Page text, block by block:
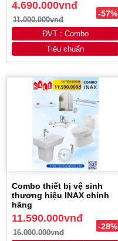
4.690.000vnđ
11.000.000vnđ
-57%
ĐVT : Combo
Tiêu chuẩn
Combo thiết bị vệ sinh
thương hiệu INAX chính
hãng
11.590.000vnđ
16.000.000vnđ
-28%